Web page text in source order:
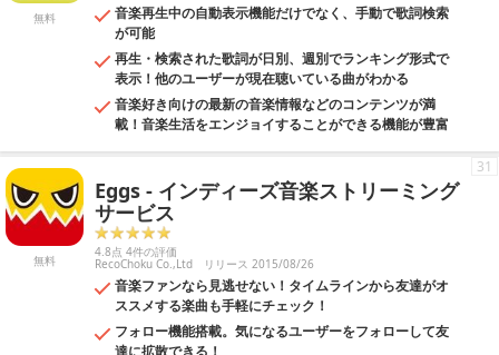
無料
音楽再生中の自動表示機能だけでなく、手動で歌詞検索
が可能
再生・検索された歌詞が日別、週別でランキング形式で
表示！他のユーザーが現在聴いている曲がわかる
音楽好き向けの最新の音楽情報などのコンテンツが満
載！音楽生活をエンジョイすることができる機能が豊富
無料
Eggs - インディーズ音楽ストリーミング
サービス
4.8点 4件の評価
RecoChoku Co.,Ltd リリース 2015/08/26
音楽ファンなら見逃せない！タイムラインから友達がオ
ススメする楽曲も手軽にチェック！
フォロー機能搭載。気になるユーザーをフォローして友
達に拡散できる！
31